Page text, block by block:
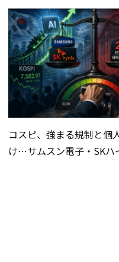
コスピ、強まる規制と個
け…サムスン電子・SKハ